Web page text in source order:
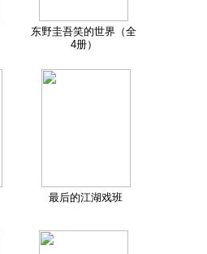
东野圭吾笑的世界（全
4册）
最后的江湖戏班